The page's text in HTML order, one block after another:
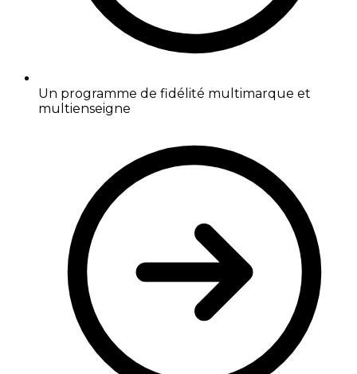
Un programme de fidélité multimarque et
multienseigne